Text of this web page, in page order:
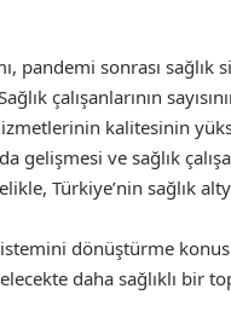
pandemi sonrası sağlık
çalışanlarının
kalitesinin
gelişmesi ve sağlık
Türkiye’nin sağlık
dönüştürme
daha sağlıklı bir